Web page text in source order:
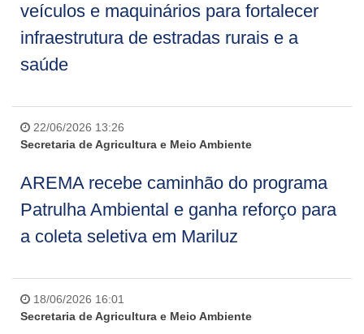
veículos e maquinários para fortalecer
infraestrutura de estradas rurais e a
saúde
22/06/2026 13:26
Secretaria de Agricultura e Meio Ambiente
AREMA recebe caminhão do programa
Patrulha Ambiental e ganha reforço para
a coleta seletiva em Mariluz
18/06/2026 16:01
Secretaria de Agricultura e Meio Ambiente